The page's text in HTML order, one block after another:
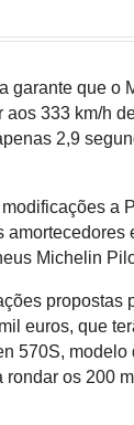
garante que o
aos 333 km/h
2,9
a
Michelin
propostas
euros, que
570S,
rondar os 200